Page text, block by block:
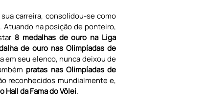
carreira, consolidou-se como
na posição de ponteiro,
8 medalhas de ouro na Liga
de ouro nas Olimpíadas de
em seu elenco, nunca deixou de
pratas nas Olimpíadas de
Hall da Fama do Vôlei.